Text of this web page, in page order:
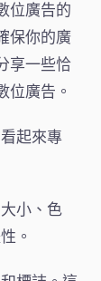
位廣告的
保你的廣
享一些恰
位廣告。
起來專
小、色
。